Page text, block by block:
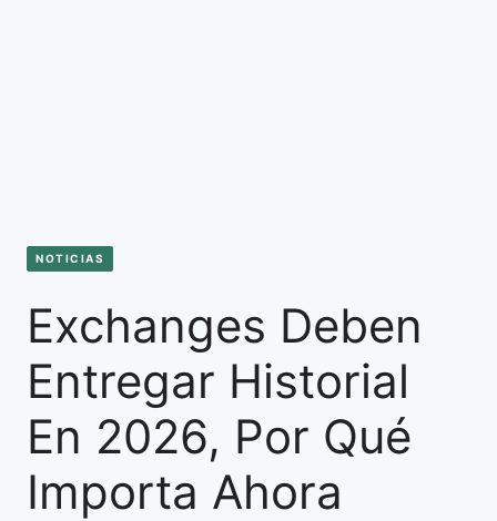
NOTICIAS
Exchanges Deben
Entregar Historial
En 2026, Por Qué
Importa Ahora